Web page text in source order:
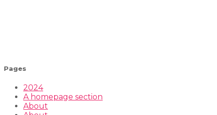
Pages
2024
A homepage section
About